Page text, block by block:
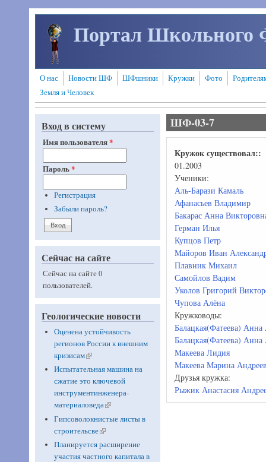
Перейти к основному содержанию
Портал Школьного
О нас Новости ШФ ШФшники Кружки Фото
Земля и Человек
Вход в систему
Имя пользователя*
Пароль*
Регистрация
Забыли пароль?
Сейчас на сайте
Сейчас на сайте 0
пользователей.
Геологические новости
Оценена устойчивость
регионов России к внешним
кризисам(link is external)
Испытательная машина на
сжатие это ключевой
инструментинженера-
материаловеда(link is external)
Гипсоволокнистые листы в
строительсве(link is external)
Планируется расширение
участия частного капитала в
ШФ-03-7
Кружок существовал::
01.2003
Ученики:
Аль-Барази Камаль
Афанасьев Владимир
Бакарас Анна
Герман Илья
Купцов Петр
Майоров Иван
Плавник Михаил
Самойлов Вадим
Уколов Григорий
Чупова Алёна
Кружководы:
Балацкая(Фатеева) Анна
Балацкая(Фатеева) Анна
Макеева Лидия
Макеева Марина
Друзья кружка:
Рыжик Анастасия